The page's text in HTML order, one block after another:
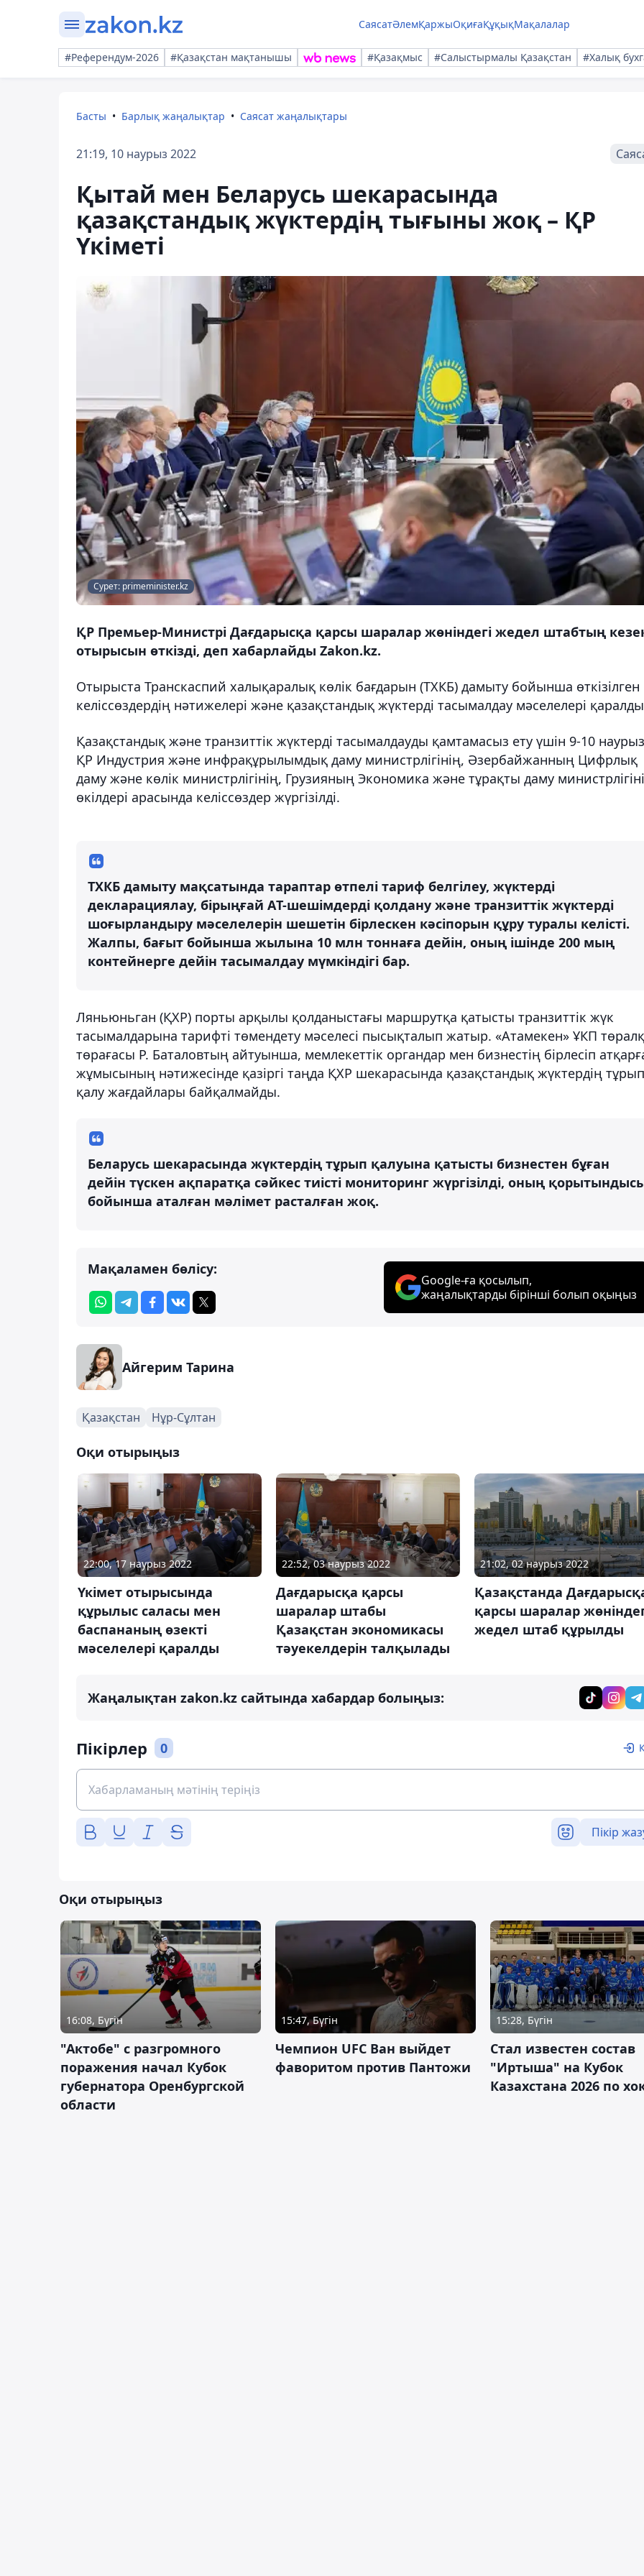
СаясатӘлемҚаржыОқиғаҚұқықМақалалар
#Референдум-2026 #Қазақстан мақтанышы #Қазақмыс #Салыстырмалы Қазақстан #Халық
Басты Барлық жаңалықтар Саясат жаңалықтары
21:19, 10 наурыз 2022
Қытай мен Беларусь шекарасында
қазақстандық жүктердің тығыны жоқ – ҚР
Үкіметі
Сурет: primeminister.kz
ҚР Премьер-Министрі Дағдарысқа қарсы шаралар жөніндегі жедел штабтың
отырысын өткізді, деп хабарлайды Zakon.kz.
Отырыста Транскаспий халықаралық көлік бағдарын (ТХКБ) дамыту бойынша өткізілген
келіссөздердің нәтижелері және қазақстандық жүктерді тасымалдау мәселелері
Қазақстандық және транзиттік жүктерді тасымалдауды қамтамасыз ету үшін 9-10
ҚР Индустрия және инфрақұрылымдық даму министрлігінің, Әзербайжанның Цифрлық
даму және көлік министрлігінің, Грузияның Экономика және тұрақты даму
өкілдері арасында келіссөздер жүргізілді.
ТХКБ дамыту мақсатында тараптар өтпелі тариф белгілеу, жүктерді
декларациялау, бірыңғай АT-шешімдерді қолдану және транзиттік жүктерді
шоғырландыру мәселелерін шешетін бірлескен кәсіпорын құру туралы келісті.
Жалпы, бағыт бойынша жылына 10 млн тоннаға дейін, оның ішінде 200 мың
контейнерге дейін тасымалдау мүмкіндігі бар.
Ляньюньган (ҚХР) порты арқылы қолданыстағы маршрутқа қатысты транзиттік жүк
тасымалдарына тарифті төмендету мәселесі пысықталып жатыр. «Атамекен» ҰКП
төрағасы Р. Баталовтың айтуынша, мемлекеттік органдар мен бизнестің бірлесіп
жұмысының нәтижесінде қазіргі таңда ҚХР шекарасында қазақстандық жүктердің тұрып
қалу жағдайлары байқалмайды.
Беларусь шекарасында жүктердің тұрып қалуына қатысты бизнестен бұған
дейін түскен ақпаратқа сәйкес тиісті мониторинг жүргізілді, оның
бойынша аталған мәлімет расталған жоқ.
Мақаламен бөлісу:
Google-ға қосылып,
жаңалықтарды бірінші болып оқыңыз
Айгерим Тарина
Қазақстан Нұр-Сұлтан
Оқи отырыңыз
22:00, 17 наурыз 2022
Үкімет отырысында
құрылыс саласы мен
баспананың өзекті
мәселелері қаралды
22:52, 03 наурыз 2022
Дағдарысқа қарсы
шаралар штабы
Қазақстан экономикасы
тәуекелдерін талқылады
21:02, 02 наурыз 2022
Қазақстанда
қарсы шаралар
жедел штаб құрылды
Жаңалықтан zakon.kz сайтында хабардар болыңыз:
Пікірлер 0
Пікір
Оқи отырыңыз
16:08, Бүгін
"Актобе" с разгромного
поражения начал Кубок
губернатора Оренбургской
области
15:47, Бүгін
Чемпион UFC Ван выйдет
фаворитом против Пантожи
15:28, Бүгін
Стал известен состав
"Иртыша" на Кубок
Казахстана 2026 по